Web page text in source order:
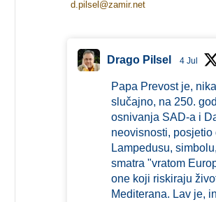
d.pilsel@zamir.net
Drago Pilsel 4 Jul
Papa Prevost je,
slučajno, na 250.
osnivanja SAD-a i
neovisnosti, posjetio
Lampedusu,
smatra "vratom
one koji riskiraju
Mediterana. Lav je,